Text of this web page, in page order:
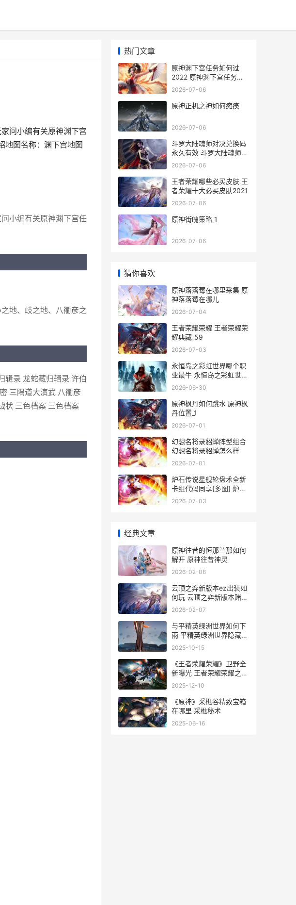
问小编有关原神渊下宫
地图名称：渊下宫地图
小编有关原神渊下宫任
地、歧之地、八衢彦之
辑录 龙蛇藏归辑录 许伯
三隅道大演武 八衢彦
状 三色档案 三色档案
热门文章
原神渊下宫任务如何过
2022 原神渊下宫任务怎
么触发
2026-07-06
原神正机之神如何瘫痪
2026-07-06
斗罗大陆魂师对决兑换码
永久有效 斗罗大陆魂师对
决破解版无限钻石
2026-07-06
王者荣耀哪些必买皮肤 王
者荣耀十大必买皮肤2021
2026-07-06
原神街魄策略_1
2026-07-06
猜你喜欢
原神落落莓在哪里采集 原
神落落莓在哪儿
2026-07-04
王者荣耀荣耀 王者荣耀荣
耀典藏_59
2026-07-03
永恒岛之彩虹世界哪个职
业最牛 永恒岛之彩虹世界
温泉券在哪里得到
2026-06-30
原神枫丹如何跳水 原神枫
丹位置_1
2026-07-01
幻想名将录貂蝉阵型组合
幻想名将录貂蝉怎么样
2026-07-01
炉石传说星舰轮盘术全新
卡组代码同享[多图] 炉石
传说舰长几星
2026-07-03
经典文章
原神往昔的恒那兰那如何
解开 原神往昔神灵
2026-02-08
云顶之弈新版本ez出装如
何玩 云顶之弈新版本赌狗
阵容
2026-02-07
与平精英绿洲世界如何下
雨 平精英绿洲世界隐藏玩
法
2025-10-15
《王者荣耀荣耀》卫野全
新曝光 王者荣耀荣耀之章
命运篇免费观看完整版
2025-12-10
《原神》采樵谷精致宝箱
在哪里 采樵秘术
2025-06-16